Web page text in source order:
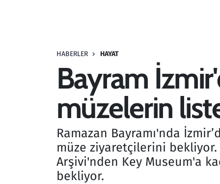
HABERLER HAYAT
Bayram
müzelerin
Ramazan Bayramı'nda
müze ziyaretçilerini
Arşivi'nden Key Museum'a
bekliyor.
Savunma Sanayi
Teknoloji ve Bilim